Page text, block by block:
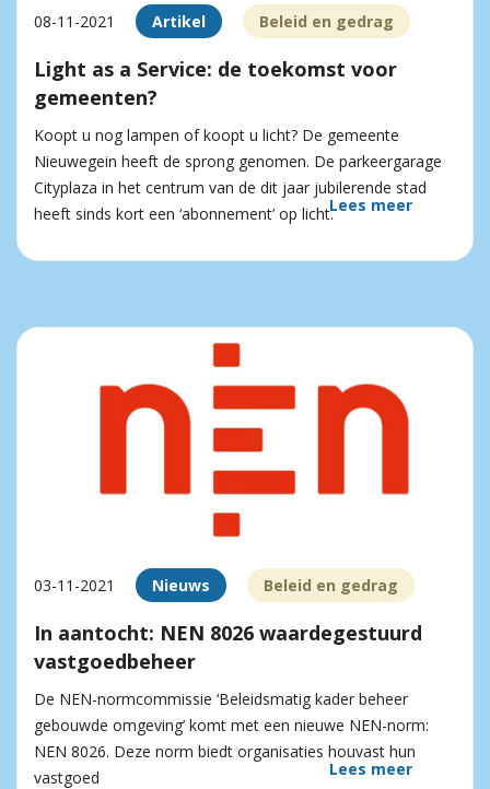
08-11-2021 Artikel Beleid en gedrag
Light as a Service: de toekomst voor
gemeenten?
Koopt u nog lampen of koopt u licht? De gemeente
Nieuwegein heeft de sprong genomen. De parkeergarage
Cityplaza in het centrum van de dit jaar jubilerende stad
heeft sinds kort een ‘abonnement’ op licht.Lees meer
03-11-2021 Nieuws Beleid en gedrag
In aantocht: NEN 8026 waardegestuurd
vastgoedbeheer
De NEN-normcommissie ‘Beleidsmatig kader beheer
gebouwde omgeving’ komt met een nieuwe NEN-norm:
NEN 8026. Deze norm biedt organisaties houvast hun
vastgoed
Lees meer